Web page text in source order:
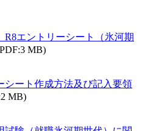
R8エントリーシート（氷河期
MB)
シート作成方法及び記入要領
MB)